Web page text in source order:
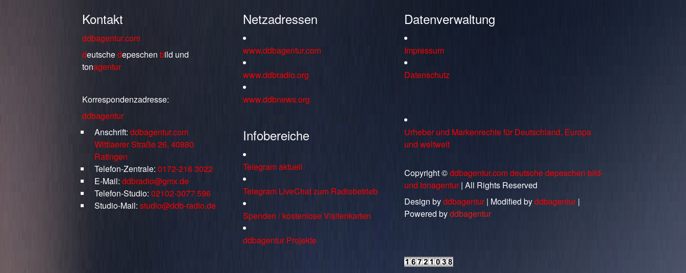
Kontakt
ddbagentur.com
deutschedepeschen bild und
tonagentur
Korrespondenzadresse:
ddbagentur
Anschrift: ddbagentur.com
Wittlaerer Straße 26, 40880
Ratingen
Telefon-Zentrale: 0172-216 3022
E-Mail: ddbradio@gmx.de
Telefon-Studio: 02102-3077 596
Studio-Mail: studio@ddb-radio.de
Netzadressen
www.ddbagentur.com
www.ddbradio.org
www.ddbnews.org
Infobereiche
Telegram aktuell
Telegram LiveChat zum Radiobetrieb
Spenden / kostenlose Visitenkarten
ddbagentur Projekte
Datenverwaltung
Impressum
Datenschutz
Urheber und Markenrechte für Deutschland, Europa
und weltweit
Copyright ©ddbagentur.com deutsche depeschen bild-
und tonagentur| All Rights Reserved
Design byddbagentur| Modified byddbagentur|
Powered byddbagentur